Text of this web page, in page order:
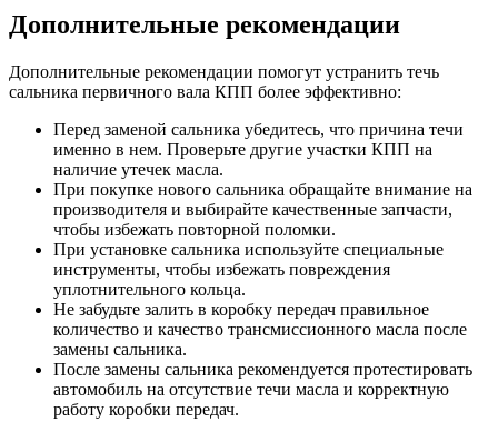
Дополнительные рекомендации
Дополнительные рекомендации помогут устранить течь
сальника первичного вала КПП более эффективно:
Перед заменой сальника убедитесь, что причина течи
именно в нем. Проверьте другие участки КПП на
наличие утечек масла.
При покупке нового сальника обращайте внимание на
производителя и выбирайте качественные запчасти,
чтобы избежать повторной поломки.
При установке сальника используйте специальные
инструменты, чтобы избежать повреждения
уплотнительного кольца.
Не забудьте залить в коробку передач правильное
количество и качество трансмиссионного масла после
замены сальника.
После замены сальника рекомендуется протестировать
автомобиль на отсутствие течи масла и корректную
работу коробки передач.